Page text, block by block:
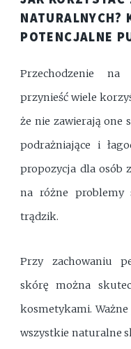
NATURALNYCH?
POTENCJALNE
Przechodzenie
przynieść wiele
że nie zawierają one
podrażniające i
propozycja dla osób
na różne problemy
trądzik.
Przy zachowaniu
skórę można
kosmetykami. Ważne
wszystkie naturalne